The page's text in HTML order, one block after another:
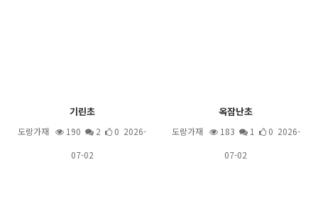
기린초
도랑가재 190 2
0 2026-
07-02
옥잠난초
도랑가재 183 1
0 2026-
07-02